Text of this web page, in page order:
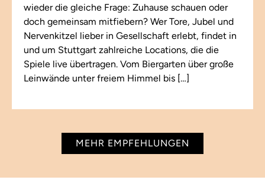
wieder die gleiche Frage: Zuhause schauen oder
doch gemeinsam mitfiebern? Wer Tore, Jubel und
Nervenkitzel lieber in Gesellschaft erlebt, findet in
und um Stuttgart zahlreiche Locations, die die
Spiele live übertragen. Vom Biergarten über große
Leinwände unter freiem Himmel bis […]
MEHR EMPFEHLUNGEN